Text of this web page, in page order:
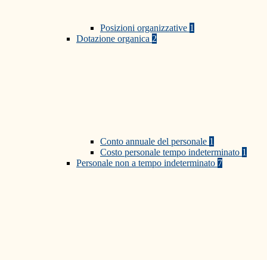
Posizioni organizzative 1
Dotazione organica 2
Conto annuale del personale 1
Costo personale tempo indeterminato 1
Personale non a tempo indeterminato 7